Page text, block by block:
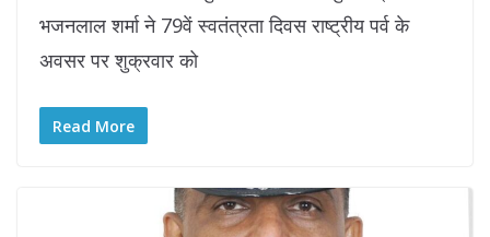
भजनलाल शर्मा ने 79वें स्वतंत्रता दिवस राष्ट्रीय पर्व के
अवसर पर शुक्रवार को
Read More